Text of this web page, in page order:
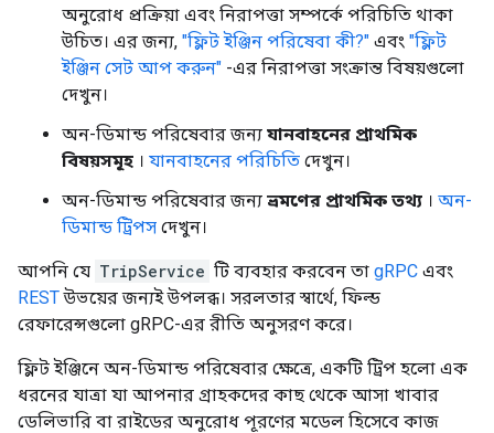
অনুরোধ প্রক্রিয়া এবং নিরাপত্তা সম্পর্কে পরিচিতি থাকা
উচিত। এর জন্য, "ফ্লিট ইঞ্জিন পরিষেবা কী?" এবং "ফ্লিট
ইঞ্জিন সেট আপ করুন" -এর নিরাপত্তা সংক্রান্ত বিষয়গুলো
দেখুন।
অন-ডিমান্ড পরিষেবার জন্য যানবাহনের প্রাথমিক
বিষয়সমূহ । যানবাহনের পরিচিতি দেখুন।
অন-ডিমান্ড পরিষেবার জন্য ভ্রমণের প্রাথমিক তথ্য । অন-
ডিমান্ড ট্রিপস দেখুন।
আপনি যে TripService টি ব্যবহার করবেন তা gRPC এবং
RESTউভয়ের জন্যই উপলব্ধ। সরলতার স্বার্থে, ফিল্ড
রেফারেন্সগুলো gRPC-এর রীতি অনুসরণ করে।
ফ্লিট ইঞ্জিনে অন-ডিমান্ড পরিষেবার ক্ষেত্রে, একটি ট্রিপ হলো এক
ধরনের যাত্রা যা আপনার গ্রাহকদের কাছ থেকে আসা খাবার
ডেলিভারি বা রাইডের অনুরোধ পূরণের মডেল হিসেবে কাজ